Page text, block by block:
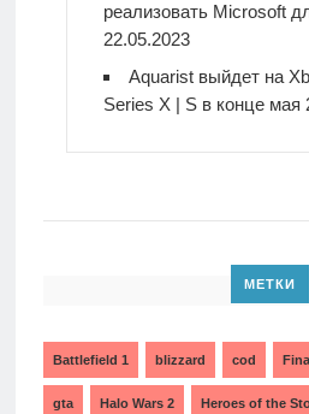
реализовать Microsoft
22.05.2023
Aquarist выйдет на
Series X | S в конце мая
МЕТКИ
Battlefield 1 blizzard cod
gta Halo Wars 2 Heroes of the